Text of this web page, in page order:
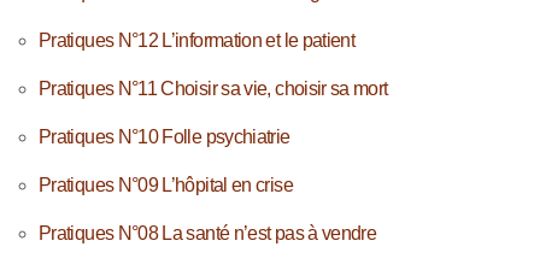
Pratiques N°12 L’information et le patient
Pratiques N°11 Choisir sa vie, choisir sa mort
Pratiques N°10 Folle psychiatrie
Pratiques N°09 L’hôpital en crise
Pratiques N°08 La santé n’est pas à vendre